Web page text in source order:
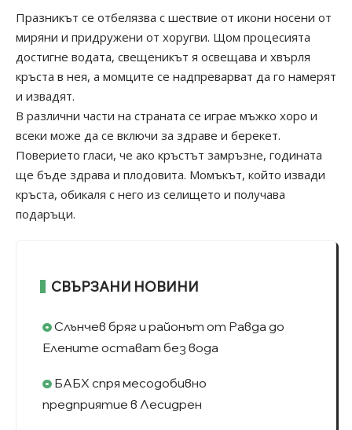
Празникът се отбелязва с шествие от икони носени от
миряни и придружени от хоругви. Щом процесията
достигне водата, свещеникът я освещава и хвърля
кръста в нея, а момците се надпреварват да го намерят
и извадят.
В различни части на страната се играе мъжко хоро и
всеки може да се включи за здраве и берекет.
Поверието гласи, че ако кръстът замръзне, годината
ще бъде здрава и плодовита. Момъкът, който извади
кръста, обикаля с него из селището и получава
подаръци.
СВЪРЗАНИ НОВИНИ
Слънчев бряг и районът от Равда до
Елените остават без вода
БАБХ спря месодобивно
предприятие в Лесидрен